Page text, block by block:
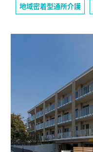
地域密着型通所介護